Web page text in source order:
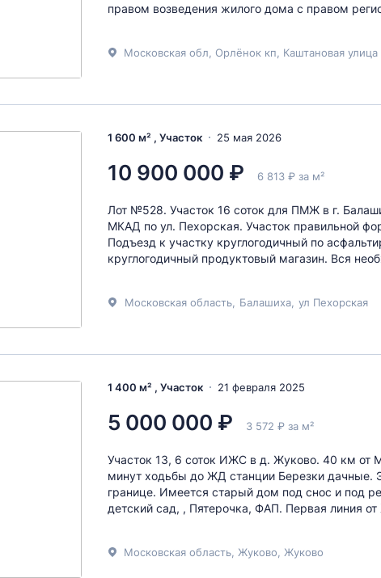
правом возведения жилого дома с правом
Московская обл, Орлёнок кп, Каштановая улица
1 600 м² , Участок 25 мая 2026
10 900 000 ₽ 6 813 ₽ за м²
Лот №528. Участок 16 соток для ПМЖ в г.
МКАД по ул. Пехорская. Участок правильной
Подъезд к участку круглогодичный по
круглогодичный продуктовый магазин. Вся
Московская область Балашиха ул Пехорская
1 400 м² , Участок 21 февраля 2025
5 000 000 ₽ 3 572 ₽ за м²
Участок 13, 6 соток ИЖС в д. Жуково. 40 км от
минут ходьбы до ЖД станции Березки дачные.
границе. Имеется старый дом под снос и под
детский сад, , Пятерочка, ФАП. Первая линия
Московская область, Жуково, Жуково